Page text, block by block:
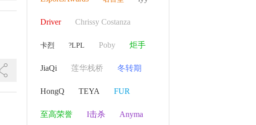
Driver Chrissy Costanza
卡烈 ?LPL Poby 炬手
JiaQi 莲华栈桥 冬转期
HongQ TEYA FUR
至高荣誉 I击杀 Anyma